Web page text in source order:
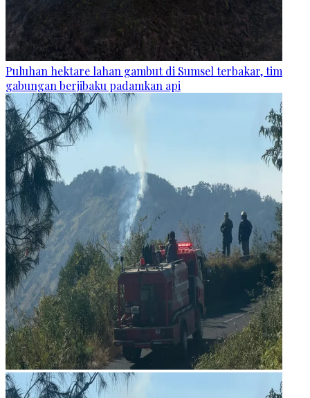
Puluhan hektare lahan gambut di Sumsel terbakar, tim
gabungan berjibaku padamkan api